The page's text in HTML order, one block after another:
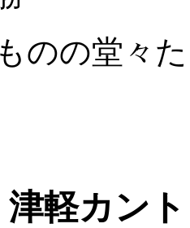
のの堂々
軽カン